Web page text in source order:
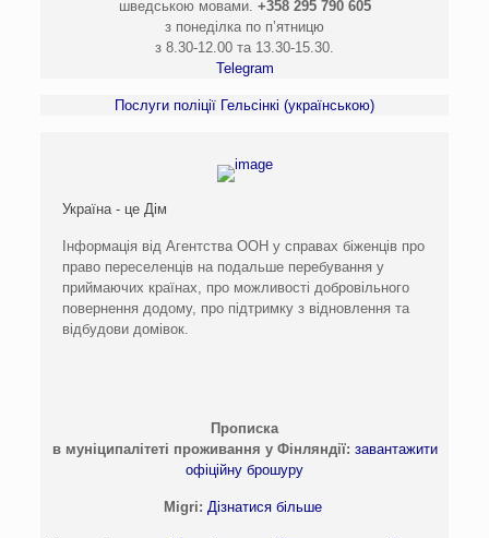
шведською мовами. +358 295 790 605
з понеділка по п’ятницю
з 8.30-12.00 та 13.30-15.30.
Telegram
Послуги поліції Гельсінкі (українською)
Україна - це Дім
Інформація від Агентства ООН у справах біженців про
право переселенців на подальше перебування у
приймаючих країнах, про можливості добровільного
повернення додому, про підтримку з відновлення та
відбудови домівок.
Прописка
в муніципалітеті проживання у Фінляндії: завантажити
офіційну брошуру
Migri: Дізнатися більше